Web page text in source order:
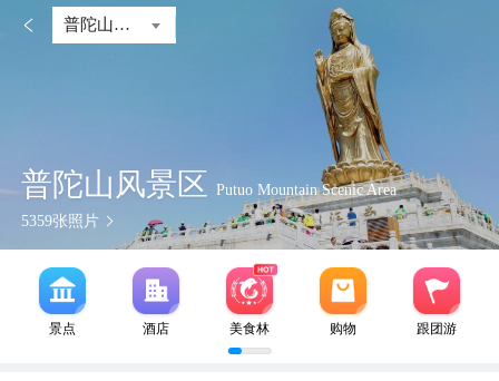
 普陀山风景区
普陀山风景区Putuo Mountain Scenic Area
5359张照片
景点 酒店 美食林 购物 跟团游